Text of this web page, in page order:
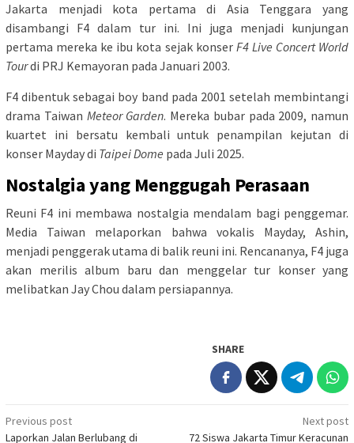
Jakarta menjadi kota pertama di Asia Tenggara yang
disambangi F4 dalam tur ini. Ini juga menjadi kunjungan
pertama mereka ke ibu kota sejak konser F4 Live Concert World
Tourdi PRJ Kemayoran pada Januari 2003.
F4 dibentuk sebagai boy band pada 2001 setelah membintangi
drama Taiwan Meteor Garden. Mereka bubar pada 2009, namun
kuartet ini bersatu kembali untuk penampilan kejutan di
konser Mayday di Taipei Dome pada Juli 2025.
Nostalgia yang Menggugah Perasaan
Reuni F4 ini membawa nostalgia mendalam bagi penggemar.
Media Taiwan melaporkan bahwa vokalis Mayday, Ashin,
menjadi penggerak utama di balik reuni ini. Rencananya, F4 juga
akan merilis album baru dan menggelar tur konser yang
melibatkan Jay Chou dalam persiapannya.
SHARE
Post
Previous post
Laporkan Jalan Berlubang di
Next post
72 Siswa Jakarta Timur Keracunan